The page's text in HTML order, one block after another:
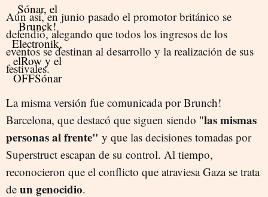
Aún así, en junio pasado el promotor británico se
defendió, alegando que todos los ingresos de los
eventos se destinan al desarrollo y la realización de sus
festivales.
La misma versión fue comunicada por Brunch!
Barcelona, que destacó que siguen siendo "las mismas
personas al frente" y que las decisiones tomadas por
Superstruct escapan de su control. Al tiempo,
reconocieron que el conflicto que atraviesa Gaza se trata
de un genocidio.